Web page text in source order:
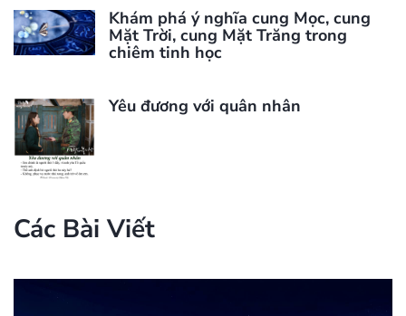
Khám phá ý nghĩa cung Mọc, cung
Mặt Trời, cung Mặt Trăng trong
chiêm tinh học
Yêu đương với quân nhân
Các Bài Viết